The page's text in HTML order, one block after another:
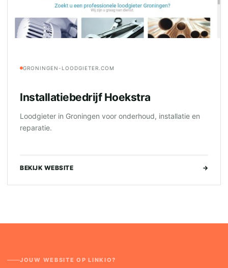
GRONINGEN-LOODGIETER.COM
Installatiebedrijf Hoekstra
Loodgieter in Groningen voor onderhoud, installatie en
reparatie.
BEKIJK WEBSITE →
JOUW WEBSITE OP LINKIO?